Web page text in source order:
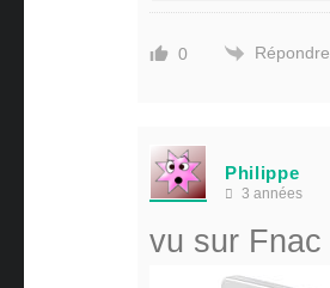
0 Répondre
Philippe
3 années
vu sur Fnac